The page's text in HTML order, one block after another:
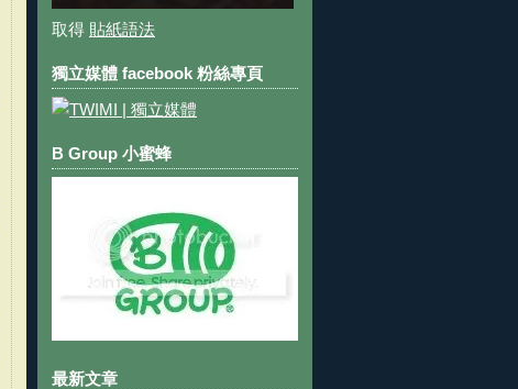
取得 貼紙語法
獨立媒體 facebook 粉絲專頁
B Group 小蜜蜂
最新文章